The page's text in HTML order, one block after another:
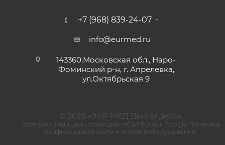
+7 (968) 839-24-07
info@eurmed.ru
143360,Московская обл., Наро-
Фоминский р-н, г. Апрелевка,
ул.Октябрьская 9
© 2026 «ЭУР-МЕД Денталдепо»
Этот сайт защищен с помощью reCAPTCHA и Google Политика
конфиденциальности и Условия обслуживания